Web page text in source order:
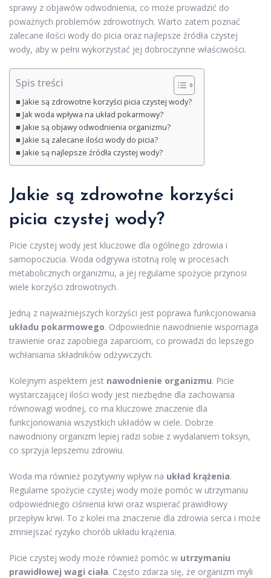
sprawy z objawów odwodnienia, co może prowadzić do
poważnych problemów zdrowotnych. Warto zatem poznać
zalecane ilości wody do picia oraz najlepsze źródła czystej
wody, aby w pełni wykorzystać jej dobroczynne właściwości.
Spis treści
Jakie są zdrowotne korzyści picia czystej wody?
Jak woda wpływa na układ pokarmowy?
Jakie są objawy odwodnienia organizmu?
Jakie są zalecane ilości wody do picia?
Jakie są najlepsze źródła czystej wody?
Jakie są zdrowotne korzyści
picia czystej wody?
Picie czystej wody jest kluczowe dla ogólnego zdrowia i
samopoczucia. Woda odgrywa istotną rolę w procesach
metabolicznych organizmu, a jej regularne spożycie przynosi
wiele korzyści zdrowotnych.
Jedną z najważniejszych korzyści jest poprawa funkcjonowania
układu pokarmowego. Odpowiednie nawodnienie wspomaga
trawienie oraz zapobiega zaparciom, co prowadzi do lepszego
wchłaniania składników odżywczych.
Kolejnym aspektem jest nawodnienie organizmu. Picie
wystarczającej ilości wody jest niezbędne dla zachowania
równowagi wodnej, co ma kluczowe znaczenie dla
funkcjonowania wszystkich układów w ciele. Dobrze
nawodniony organizm lepiej radzi sobie z wydalaniem toksyn,
co sprzyja lepszemu zdrowiu.
Woda ma również pozytywny wpływ na układ krążenia.
Regularne spożycie czystej wody może pomóc w utrzymaniu
odpowiedniego ciśnienia krwi oraz wspierać prawidłowy
przepływ krwi. To z kolei ma znaczenie dla zdrowia serca i może
zmniejszać ryzyko chorób układu krążenia.
Picie czystej wody może również pomóc w utrzymaniu
prawidłowej wagi ciała. Często zdarza się, że organizm myli